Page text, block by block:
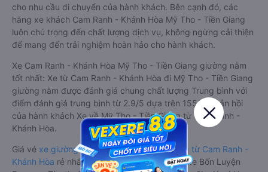
cho nhu cầu di chuyển của hành khách. Bên cạnh đó, các
hãng xe khách Cam Ranh - Khánh Hòa Mỹ Tho - Tiền Giang
luôn chú trọng đến chất lượng dịch vụ, không ngừng cải thiện
để mang đến trải nghiệm hoàn hảo cho hành khách.
Xe Cam Ranh - Khánh Hòa Mỹ Tho - Tiền Giang giường nằm
tốt nhất: Xe từ Cam Ranh - Khánh Hòa đi Mỹ Tho - Tiền Giang
giường nằm được đánh giá chung chất lượng Trung bình với
điểm đánh giá trung bình từ 2.9/5 dựa trên 15561 phản hồi
của hành khách Xe về Mỹ Tho - Tiền Giang từ Cam Ranh -
Khánh Hòa.
Giá vé xe giường nằm đi Mỹ Tho - Tiền Giang từ Cam Ranh -
Khánh Hòa rẻ nhất là 550000VND của hãng xe Bốn Luyện